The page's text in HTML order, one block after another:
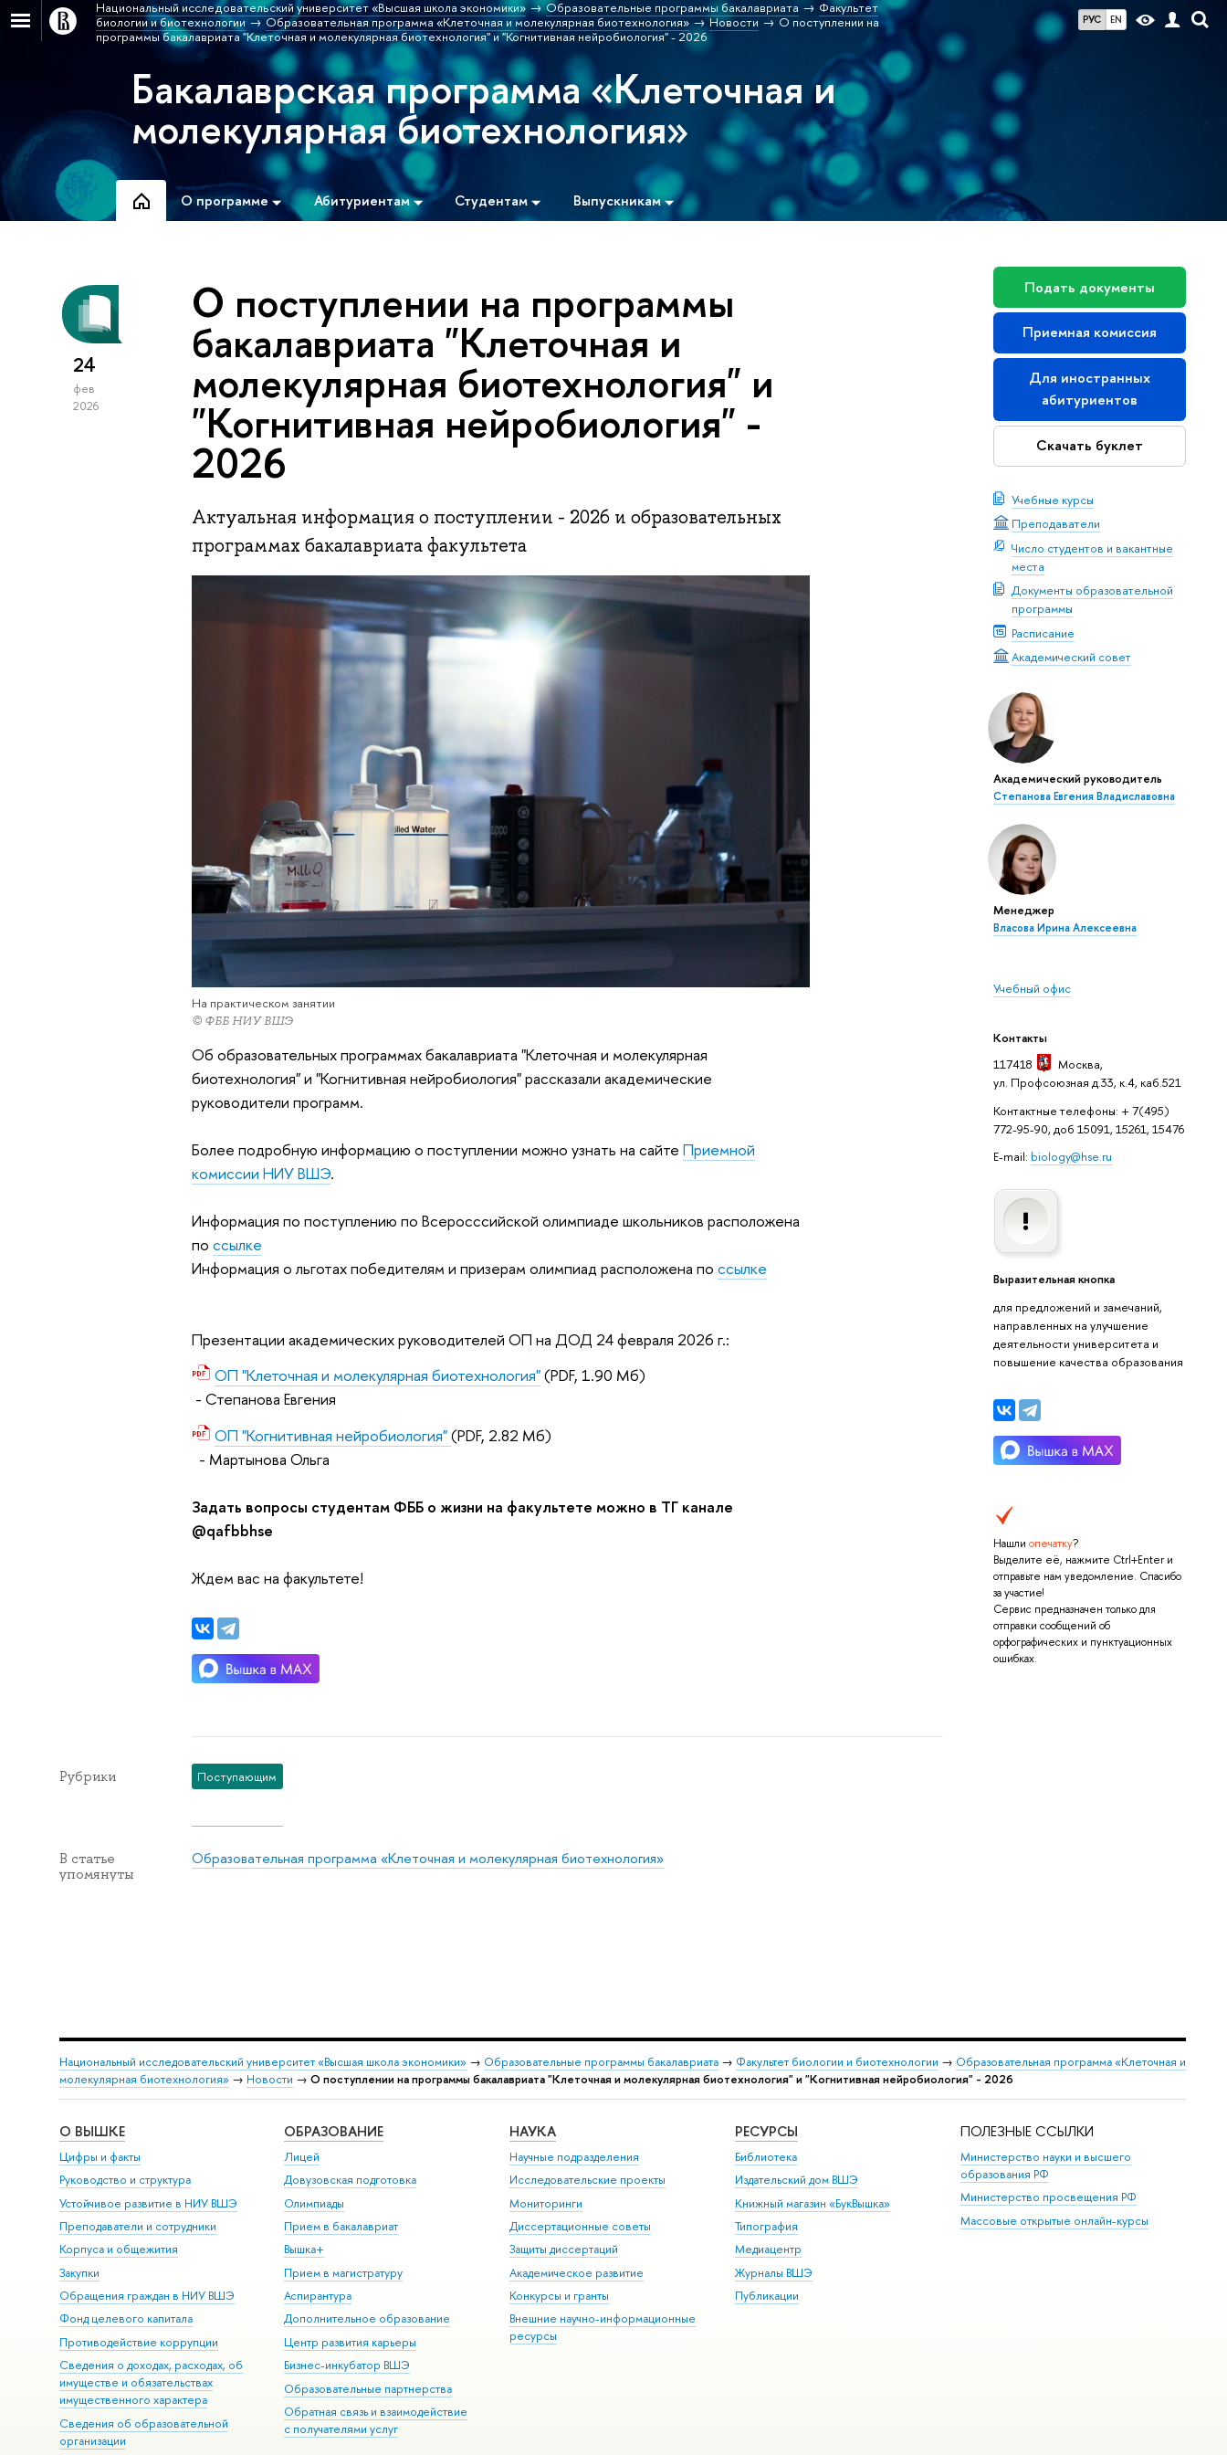
РУС EN
Национальный исследовательский университет «Высшая школа экономики» Образовательные программы бакалавриата
Факультет
биологии и биотехнологии
Образовательная программа «Клеточная и молекулярная биотехнология» Новости
О поступлении на
программы бакалавриата "Клеточная и молекулярная биотехнология" и "Когнитивная нейробиология" - 2026
Бакалаврская программа «Клеточная и
молекулярная биотехнология»
О программе Абитуриентам Студентам Выпускникам
Подать документы
Приемная комиссия
Для иностранных
абитуриентов
Скачать буклет
Учебные курсы
Преподаватели
Число студентов и вакантные
места
Документы образовательной
программы
Расписание
Академический совет
Академический руководитель
Степанова Евгения Владиславовна
Менеджер
Власова Ирина Алексеевна
Учебный офис
Контакты
117418
Москва,
ул. Профсоюзная д.33, к.4, каб.521
Контактные телефоны: + 7(495)
772-95-90, доб 15091, 15261, 15476
E-mail: biology@hse.ru
Выразительная кнопка
для предложений и замечаний,
направленных на улучшение
деятельности университета и
повышение качества образования
Нашли опечатку?
Выделите её, нажмите Ctrl+Enter и
отправьте нам уведомление. Спасибо
за участие!
Сервис предназначен только для
отправки сообщений об
орфографических и пунктуационных
ошибках.
24
фев
2026
О поступлении на программы
бакалавриата "Клеточная и
молекулярная биотехнология" и
"Когнитивная нейробиология" -
2026
Актуальная информация о поступлении - 2026 и образовательных
программах бакалавриата факультета
На практическом занятии
© ФББ НИУ ВШЭ
Об образовательных программах бакалавриата "Клеточная и молекулярная
биотехнология" и "Когнитивная нейробиология" рассказали академические
руководители программ.
Более подробную информацию о поступлении можно узнать на сайте Приемной
комиссии НИУ ВШЭ.
Информация по поступлению по Всеросссийской олимпиаде школьников расположена
по ссылке
Информация о льготах победителям и призерам олимпиад расположена по ссылке
Презентации академических руководителей ОП на ДОД 24 февраля 2026 г.:
ОП "Клеточная и молекулярная биотехнология"(PDF, 1.90 Мб)
- Степанова Евгения
ОП "Когнитивная нейробиология"(PDF, 2.82 Мб)
- Мартынова Ольга
Задать вопросы студентам ФББ о жизни на факультете можно в ТГ канале
@qafbbhse
Ждем вас на факультете!
Рубрики Поступающим
В статье
упомянуты
Образовательная программа «Клеточная и молекулярная биотехнология»
Национальный исследовательский университет «Высшая школа экономики» → Образовательные программы бакалавриата→ Факультет биологии и биотехнологии → Образовательная программа «Клеточная и
молекулярная биотехнология» → Новости → О поступлении на программы бакалавриата "Клеточная и молекулярная биотехнология" и "Когнитивная нейробиология" - 2026
О ВЫШКЕ
Цифры и факты
Руководство и структура
Устойчивое развитие в НИУ ВШЭ
Преподаватели и сотрудники
Корпуса и общежития
Закупки
Обращения граждан в НИУ ВШЭ
Фонд целевого капитала
Противодействие коррупции
Сведения о доходах, расходах, об
имуществе и обязательствах
имущественного характера
Сведения об образовательной
организации
ОБРАЗОВАНИЕ
Лицей
Довузовская подготовка
Олимпиады
Прием в бакалавриат
Вышка+
Прием в магистратуру
Аспирантура
Дополнительное образование
Центр развития карьеры
Бизнес-инкубатор ВШЭ
Образовательные партнерства
Обратная связь и взаимодействие
с получателями услуг
НАУКА
Научные подразделения
Исследовательские проекты
Мониторинги
Диссертационные советы
Защиты диссертаций
Академическое развитие
Конкурсы и гранты
Внешние научно-информационные
ресурсы
РЕСУРСЫ
Библиотека
Издательский дом ВШЭ
Книжный магазин «БукВышка»
Типография
Медиацентр
Журналы ВШЭ
Публикации
ПОЛЕЗНЫЕ ССЫЛКИ
Министерство науки и высшего
образования РФ
Министерство просвещения РФ
Массовые открытые онлайн-курсы